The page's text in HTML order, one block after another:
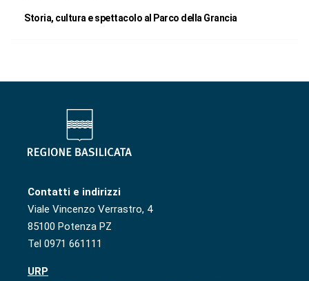
Storia, cultura e spettacolo al Parco della Grancia
Contatti e indirizzi
Viale Vincenzo Verrastro, 4
85100 Potenza PZ
Tel 0971 661111
URP